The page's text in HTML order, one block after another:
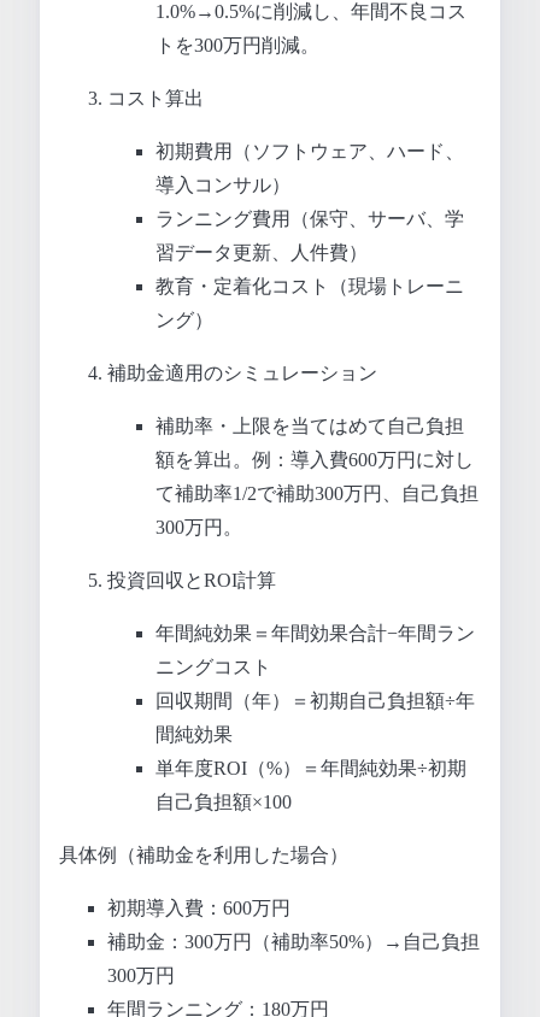
1.0%→0.5%に削減し、年間不良コス
トを300万円削減。
コスト算出
初期費用（ソフトウェア、ハード、
導入コンサル）
ランニング費用（保守、サーバ、学
習データ更新、人件費）
教育・定着化コスト（現場トレーニ
ング）
補助金適用のシミュレーション
補助率・上限を当てはめて自己負担
額を算出。例：導入費600万円に対し
て補助率1/2で補助300万円、自己負担
300万円。
投資回収とROI計算
年間純効果＝年間効果合計−年間ラン
ニングコスト
回収期間（年）＝初期自己負担額÷年
間純効果
単年度ROI（%）＝年間純効果÷初期
自己負担額×100
具体例（補助金を利用した場合）
初期導入費：600万円
補助金：300万円（補助率50%）→自己負担
300万円
年間ランニング：180万円